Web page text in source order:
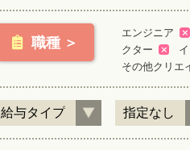
職種 ＞
エンジニア
クター
その他クリエ